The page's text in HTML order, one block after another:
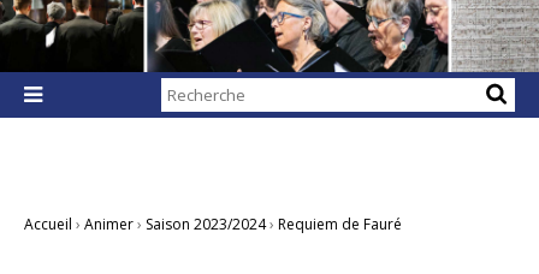

Chercher par
Recherche
Accueil › Animer› Saison 2023/2024› Requiem de Fauré